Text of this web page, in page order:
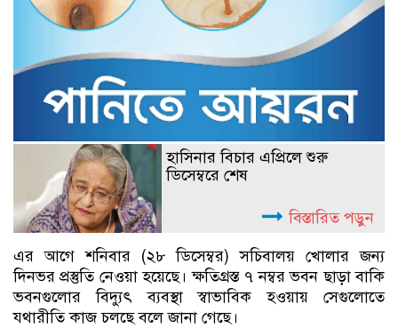
হাসিনার বিচার এপ্রিলে শুরু
ডিসেম্বরে শেষ
বিস্তারিত পড়ুন
এর আগে শনিবার (২৮ ডিসেম্বর) সচিবালয় খোলার জন্য
দিনভর প্রস্তুতি নেওয়া হয়েছে। ক্ষতিগ্রস্ত ৭ নম্বর ভবন ছাড়া বাকি
ভবনগুলোর বিদ্যুৎ ব্যবস্থা স্বাভাবিক হওয়ায় সেগুলোতে
যথারীতি কাজ চলছে বলে জানা গেছে।